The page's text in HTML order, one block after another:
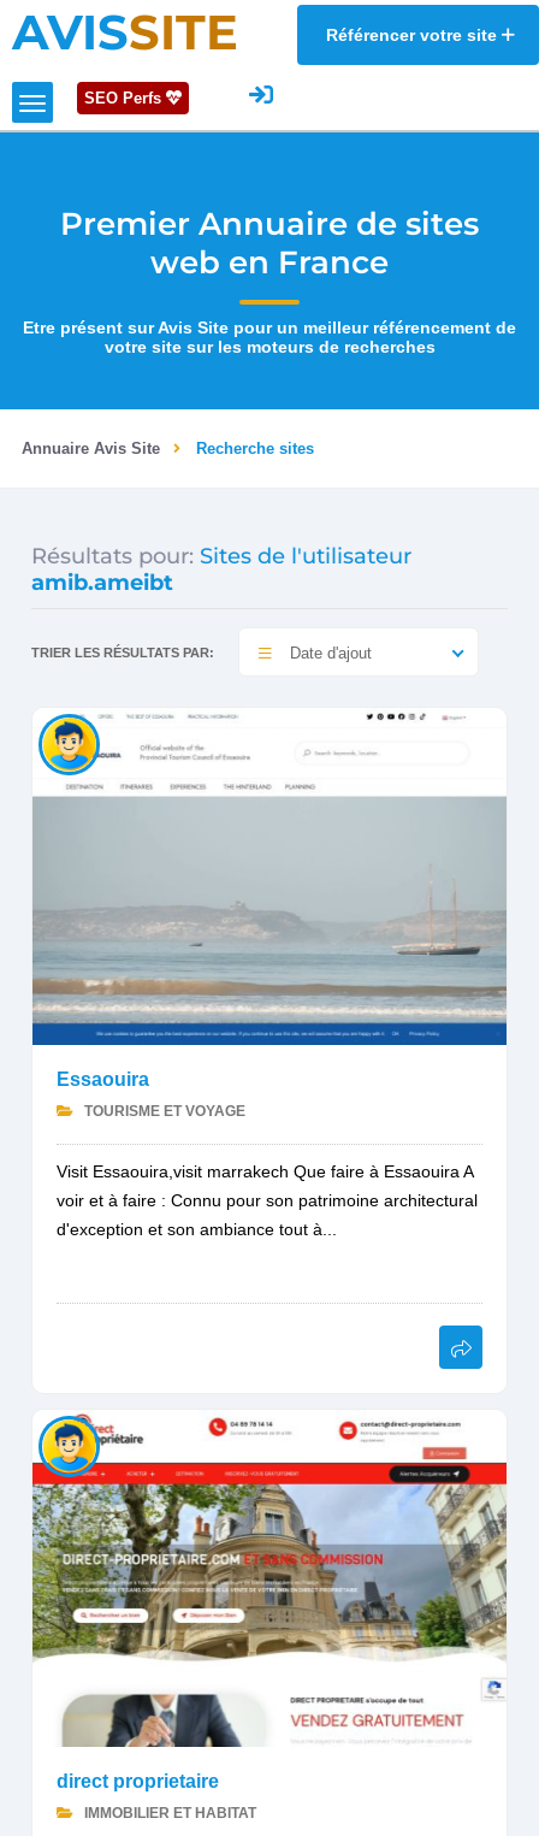
AVISSITE Référencer votre site
SEO Perfs
Premier Annuaire de sites
web en France
Etre présent sur Avis Site pour un meilleur référencement de
votre site sur les moteurs de recherches
Annuaire Avis Site Recherche sites
Résultats pour: Sites de l'utilisateur
amib.ameibt
TRIER LES RÉSULTATS PAR: Date d'ajout
Essaouira
TOURISME ET VOYAGE
Visit Essaouira,visit marrakech Que faire à Essaouira A
voir et à faire : Connu pour son patrimoine architectural
d'exception et son ambiance tout à...
direct proprietaire
IMMOBILIER ET HABITAT